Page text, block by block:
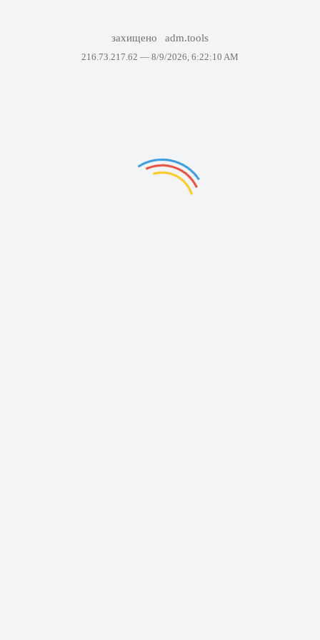
захищено adm.tools
216.73.217.62 — 8/9/2026, 6:22:10 AM